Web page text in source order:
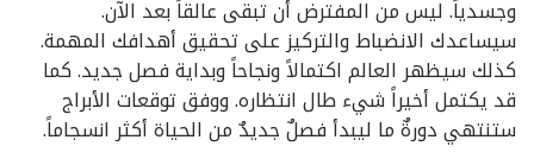
وجسدياً. ليس من المفترض أن تبقى عالقاً بعد الآن.
سيساعدك الانضباط والتركيز على تحقيق أهدافك المهمة.
كذلك سيظهر العالم اكتمالاً ونجاحاً وبداية فصل جديد. كما
قد يكتمل أخيراً شيء طال انتظاره. ووفق توقعات الأبراج
ستنتهي دورةٌ ما ليبدأ فصلٌ جديدٌ من الحياة أكثر انسجاماً.